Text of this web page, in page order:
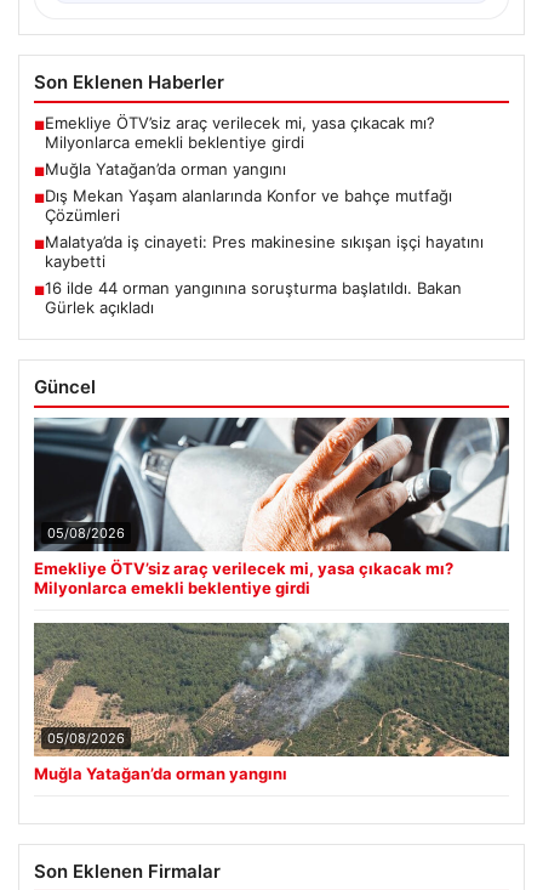
Son Eklenen Haberler
■Emekliye ÖTV’siz araç verilecek mi, yasa çıkacak mı?
Milyonlarca emekli beklentiye girdi
■Muğla Yatağan’da orman yangını
■Dış Mekan Yaşam alanlarında Konfor ve bahçe mutfağı
Çözümleri
■Malatya’da iş cinayeti: Pres makinesine sıkışan işçi hayatını
kaybetti
■16 ilde 44 orman yangınına soruşturma başlatıldı. Bakan
Gürlek açıkladı
Güncel
05/08/2026
Emekliye ÖTV’siz araç verilecek mi, yasa çıkacak mı?
Milyonlarca emekli beklentiye girdi
05/08/2026
Muğla Yatağan’da orman yangını
Son Eklenen Firmalar